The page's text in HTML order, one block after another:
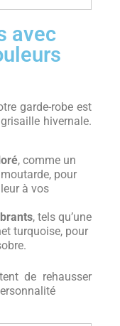
avec
garde-robe est
hivernale.
, comme un
pour
à vos
, tels qu’une
turquoise, pour
de rehausser